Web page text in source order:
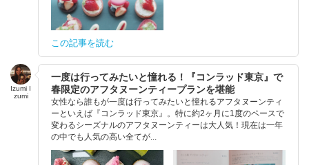
この記事を読む
Izumi I
zumi
一度は行ってみたいと憧れる！『コンラッド東京』で
春限定のアフタヌーンティープランを堪能
女性なら誰もが一度は行ってみたいと憧れるアフタヌーンティ
ーといえば『コンラッド東京』。特に約2ヶ月に1度のペースで
変わるシーズナルのアフタヌーンティーは大人気！現在は一年
の中でも人気の高い全てが...